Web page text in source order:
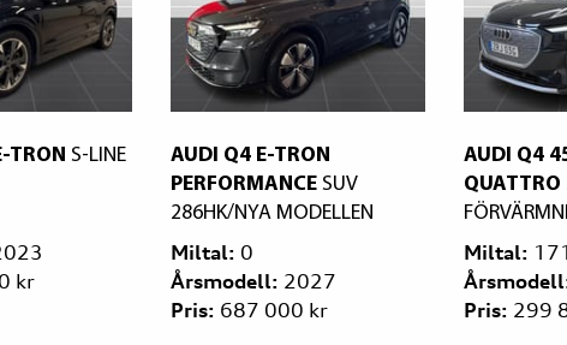
AUDI Q4 E-TRON
SUV
286HK/NYA MODELLEN
Miltal:
Årsmodell:
AUDI Q4 45 E-TRON
QUATTRO
FÖRVÄRMNING DRAG
Årsmodell:
Pris: